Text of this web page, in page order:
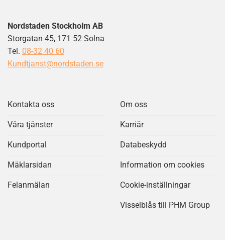
Nordstaden Stockholm AB
Storgatan 45, 171 52 Solna
Tel. 08-32 40 60
Kundtjanst@nordstaden.se
Kontakta oss
Våra tjänster
Kundportal
Mäklarsidan
Felanmälan
Om oss
Karriär
Databeskydd
Information om cookies
Cookie-inställningar
Visselblås till PHM Group